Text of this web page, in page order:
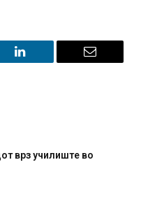
LinkedIn Email
СОЗИС: Украинците